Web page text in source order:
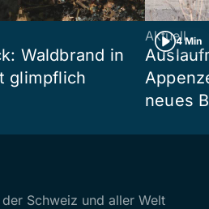
Waldbrand in
glimpflich
4 Min
Aktuell
neues
Schweiz und aller Welt